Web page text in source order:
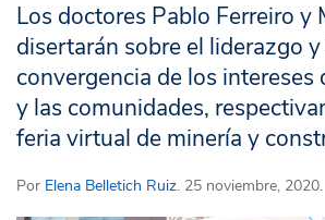
Los doctores Pablo Ferreiro y
disertarán sobre el liderazgo
convergencia de los intereses
y las comunidades,
feria virtual de minería y
Por Elena Belletich Ruiz. 25 noviembre, 2020.